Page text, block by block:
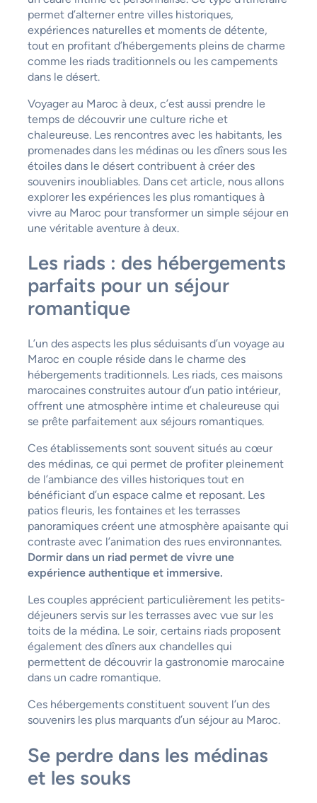
permet d’alterner entre villes historiques,
expériences naturelles et moments de détente,
tout en profitant d’hébergements pleins de charme
comme les riads traditionnels ou les campements
dans le désert.
Voyager au Maroc à deux, c’est aussi prendre le
temps de découvrir une culture riche et
chaleureuse. Les rencontres avec les habitants, les
promenades dans les médinas ou les dîners sous les
étoiles dans le désert contribuent à créer des
souvenirs inoubliables. Dans cet article, nous allons
explorer les expériences les plus romantiques à
vivre au Maroc pour transformer un simple séjour en
une véritable aventure à deux.
Les riads : des hébergements
parfaits pour un séjour
romantique
L’un des aspects les plus séduisants d’un voyage au
Maroc en couple réside dans le charme des
hébergements traditionnels. Les riads, ces maisons
marocaines construites autour d’un patio intérieur,
offrent une atmosphère intime et chaleureuse qui
se prête parfaitement aux séjours romantiques.
Ces établissements sont souvent situés au cœur
des médinas, ce qui permet de profiter pleinement
de l’ambiance des villes historiques tout en
bénéficiant d’un espace calme et reposant. Les
patios fleuris, les fontaines et les terrasses
panoramiques créent une atmosphère apaisante qui
contraste avec l’animation des rues environnantes.
Dormir dans un riad permet de vivre une
expérience authentique et immersive.
Les couples apprécient particulièrement les petits-
déjeuners servis sur les terrasses avec vue sur les
toits de la médina. Le soir, certains riads proposent
également des dîners aux chandelles qui
permettent de découvrir la gastronomie marocaine
dans un cadre romantique.
Ces hébergements constituent souvent l’un des
souvenirs les plus marquants d’un séjour au Maroc.
Se perdre dans les médinas
et les souks